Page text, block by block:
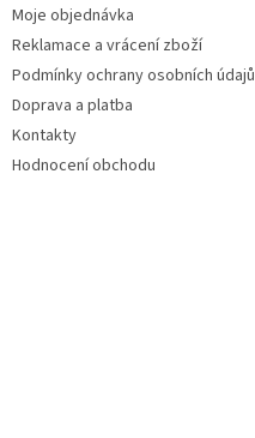
Moje objednávka
Reklamace a vrácení zboží
Podmínky ochrany osobních údajů
Doprava a platba
Kontakty
Hodnocení obchodu